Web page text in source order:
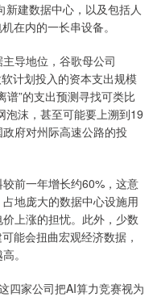
建数据中心，以及包括人
在内的一长串设备。
导地位，谷歌母公司
计划投入的资本支出规模
谱”的支出预测寻找可类比
泡沫，甚至可能要上溯到19
府对州际高速公路的投
前一年增长约60%，这意
地庞大的数据中心设施用
上涨的担忧。此外，少数
能会扭曲宏观经济数据，
。
家公司把AI算力竞赛视为